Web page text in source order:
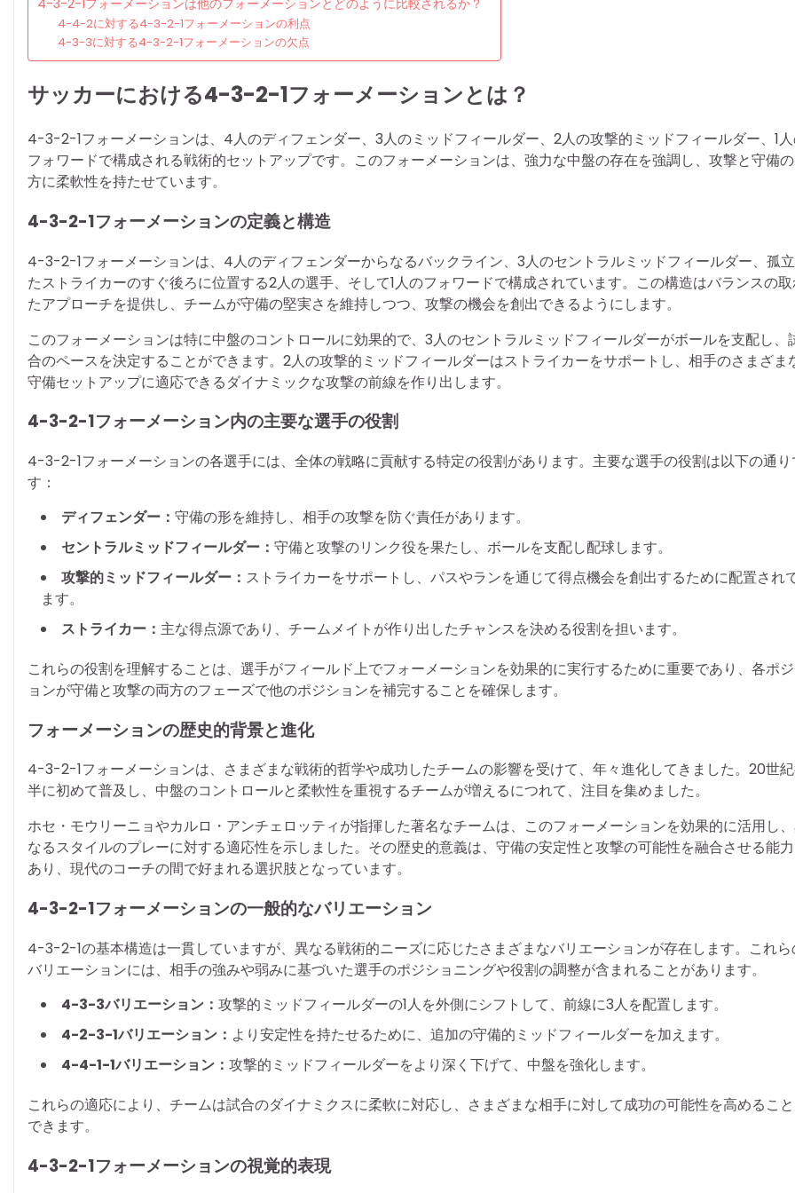
4-3-2-1フォーメーションは他のフォーメーションとどのように比較されるか？
4-4-2に対する4-3-2-1フォーメーションの利点
4-3-3に対する4-3-2-1フォーメーションの欠点
サッカーにおける4-3-2-1フォーメーションとは？
4-3-2-1フォーメーションは、4人のディフェンダー、3人のミッドフィールダー、2人の攻撃的ミッドフィールダー、1
フォワードで構成される戦術的セットアップです。このフォーメーションは、強力な中盤の存在を強調し、攻撃と守備
方に柔軟性を持たせています。
4-3-2-1フォーメーションの定義と構造
4-3-2-1フォーメーションは、4人のディフェンダーからなるバックライン、3人のセントラルミッドフィールダー、孤
たストライカーのすぐ後ろに位置する2人の選手、そして1人のフォワードで構成されています。この構造はバランスの
たアプローチを提供し、チームが守備の堅実さを維持しつつ、攻撃の機会を創出できるようにします。
このフォーメーションは特に中盤のコントロールに効果的で、3人のセントラルミッドフィールダーがボールを支配し、
合のペースを決定することができます。2人の攻撃的ミッドフィールダーはストライカーをサポートし、相手のさまざま
守備セットアップに適応できるダイナミックな攻撃の前線を作り出します。
4-3-2-1フォーメーション内の主要な選手の役割
4-3-2-1フォーメーションの各選手には、全体の戦略に貢献する特定の役割があります。主要な選手の役割は以下の通り
す：
ディフェンダー： 守備の形を維持し、相手の攻撃を防ぐ責任があります。
セントラルミッドフィールダー： 守備と攻撃のリンク役を果たし、ボールを支配し配球します。
攻撃的ミッドフィールダー： ストライカーをサポートし、パスやランを通じて得点機会を創出するために配置され
ます。
ストライカー： 主な得点源であり、チームメイトが作り出したチャンスを決める役割を担います。
これらの役割を理解することは、選手がフィールド上でフォーメーションを効果的に実行するために重要であり、各ポ
ョンが守備と攻撃の両方のフェーズで他のポジションを補完することを確保します。
フォーメーションの歴史的背景と進化
4-3-2-1フォーメーションは、さまざまな戦術的哲学や成功したチームの影響を受けて、年々進化してきました。20世
半に初めて普及し、中盤のコントロールと柔軟性を重視するチームが増えるにつれて、注目を集めました。
ホセ・モウリーニョやカルロ・アンチェロッティが指揮した著名なチームは、このフォーメーションを効果的に活用し
なるスタイルのプレーに対する適応性を示しました。その歴史的意義は、守備の安定性と攻撃の可能性を融合させる能
あり、現代のコーチの間で好まれる選択肢となっています。
4-3-2-1フォーメーションの一般的なバリエーション
4-3-2-1の基本構造は一貫していますが、異なる戦術的ニーズに応じたさまざまなバリエーションが存在します。これら
バリエーションには、相手の強みや弱みに基づいた選手のポジショニングや役割の調整が含まれることがあります。
4-3-3バリエーション： 攻撃的ミッドフィールダーの1人を外側にシフトして、前線に3人を配置します。
4-2-3-1バリエーション： より安定性を持たせるために、追加の守備的ミッドフィールダーを加えます。
4-4-1-1バリエーション： 攻撃的ミッドフィールダーをより深く下げて、中盤を強化します。
これらの適応により、チームは試合のダイナミクスに柔軟に対応し、さまざまな相手に対して成功の可能性を高めるこ
できます。
4-3-2-1フォーメーションの視覚的表現